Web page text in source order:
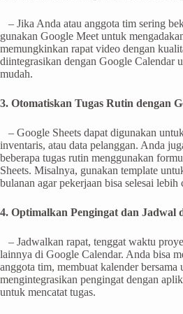
– Jika Anda atau anggota tim sering
gunakan Google Meet untuk
memungkinkan rapat video dengan
diintegrasikan dengan Google Calendar
mudah.
3. Otomatiskan Tugas Rutin dengan
– Google Sheets dapat digunakan
inventaris, atau data pelanggan. Anda
beberapa tugas rutin menggunakan
Sheets. Misalnya, gunakan template
bulanan agar pekerjaan bisa selesai lebih
4. Optimalkan Pengingat dan Jadwal
– Jadwalkan rapat, tenggat waktu
lainnya di Google Calendar. Anda bisa
anggota tim, membuat kalender
mengintegrasikan pengingat dengan
untuk mencatat tugas.